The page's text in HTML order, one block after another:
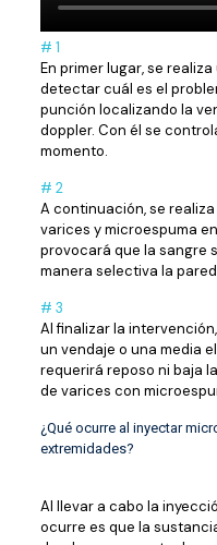
# 1
En primer lugar, se
detectar cuál es el
punción localizando la
doppler. Con él se
momento.
# 2
A continuación, se
varices y microespuma
provocará que la sangre
manera selectiva la
# 3
Al finalizar la
un vendaje o una media
requerirá reposo ni baja
de varices con
¿Qué ocurre al inyectar
extremidades?
Al llevar a cabo la
ocurre es que la